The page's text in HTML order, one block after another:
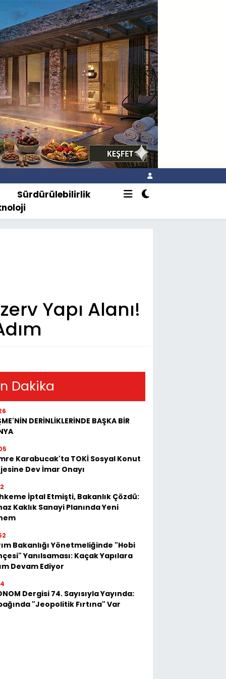
Sürdürülebilirlik
Yapı Alanı!
Dakika
DERİNLİKLERİNDE BAŞKA BİR
Karabucak'ta TOKİ Sosyal Konut
Dev İmar Onayı
İptal Etmişti, Bakanlık Çözdü:
Kaklık Sanayi Planında Yeni
Bakanlığı Yönetmeliğinde "Hobi
Yanılsaması: Kaçak Yapılara
Devam Ediyor
Dergisi 74. Sayısıyla Yayında:
"Jeopolitik Fırtına" Var